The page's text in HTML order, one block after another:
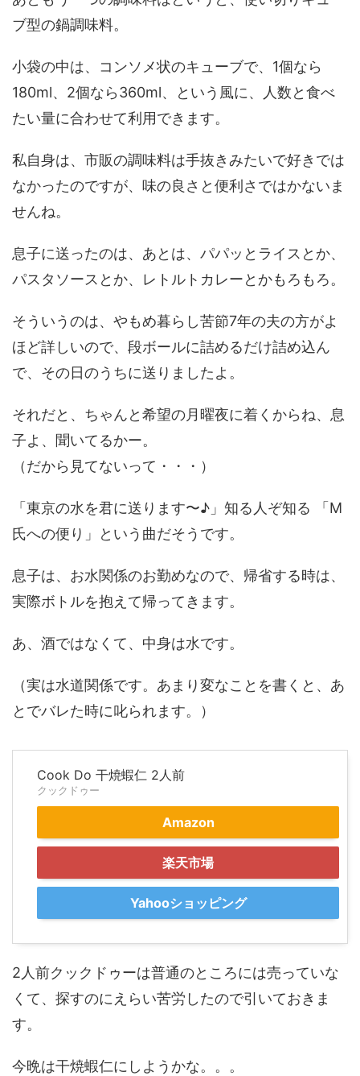
ブ型の鍋調味料。
小袋の中は、コンソメ状のキューブで、1個なら
180ml、2個なら360ml、という風に、人数と食べ
たい量に合わせて利用できます。
私自身は、市販の調味料は手抜きみたいで好きでは
なかったのですが、味の良さと便利さではかないま
せんね。
息子に送ったのは、あとは、パパッとライスとか、
パスタソースとか、レトルトカレーとかもろもろ。
そういうのは、やもめ暮らし苦節7年の夫の方がよ
ほど詳しいので、段ボールに詰めるだけ詰め込ん
で、その日のうちに送りましたよ。
それだと、ちゃんと希望の月曜夜に着くからね、息
子よ、聞いてるかー。
（だから見てないって・・・）
「東京の水を君に送ります〜♪」知る人ぞ知る 「M
氏への便り」という曲だそうです。
息子は、お水関係のお勤めなので、帰省する時は、
実際ボトルを抱えて帰ってきます。
あ、酒ではなくて、中身は水です。
（実は水道関係です。あまり変なことを書くと、あ
とでバレた時に叱られます。）
Cook Do 干焼蝦仁 2人前
クックドゥー
Amazon
楽天市場
Yahooショッピング
2人前クックドゥーは普通のところには売っていな
くて、探すのにえらい苦労したので引いておきま
す。
今晩は干焼蝦仁にしようかな。。。